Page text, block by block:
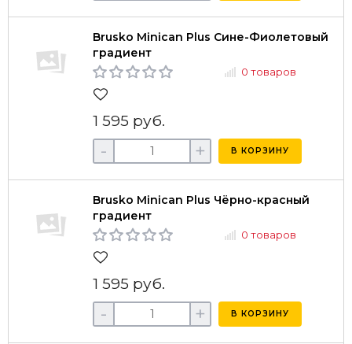
Brusko Minican Plus Сине-Фиолетовый
градиент
0 товаров
1 595 руб.
- + В КОРЗИНУ
Brusko Minican Plus Чёрно-красный
градиент
0 товаров
1 595 руб.
- + В КОРЗИНУ